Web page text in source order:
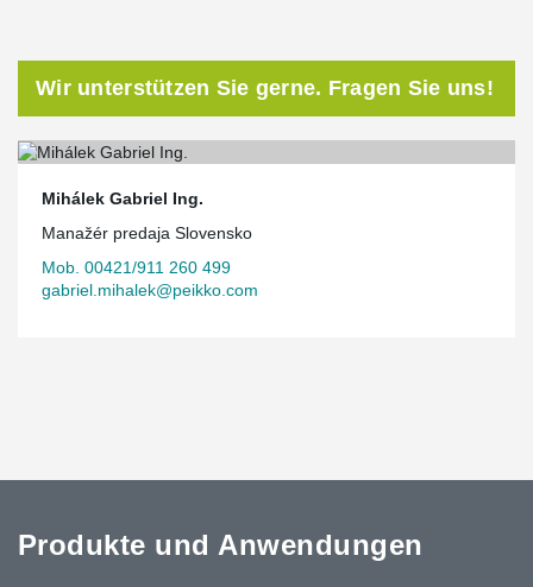
Wir unterstützen Sie gerne. Fragen Sie uns!
Mihálek Gabriel Ing.
Manažér predaja Slovensko
Mob. 00421/911 260 499
gabriel.mihalek@peikko.com
Produkte und Anwendungen